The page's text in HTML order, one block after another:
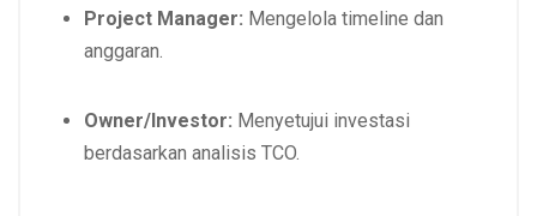
Project Manager: Mengelola timeline dan
anggaran.
Owner/Investor: Menyetujui investasi
berdasarkan analisis TCO.